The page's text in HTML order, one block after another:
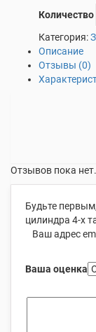
Количество
Категория:
Описание
Отзывы (0)
Отзывов пока нет.
Будьте
цилиндра 4-х
Ваш адрес
Ваша оценка